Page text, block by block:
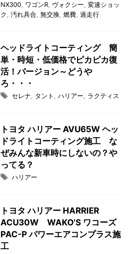
NX300 ワゴンR ヴォクシー 変速ショッ
ク
汚れ具合 無交換 燃費 過走行
ヘッドライトコーティング 簡
単・時短・低価格でピカピカ復
活！バージョン～どうや
ろ・・・
セレナ タント ハリアー ラクティス
トヨタ ハリアー AVU65W ヘッ
ドライトコーティング施工 な
ぜみんな新車時にしないの？や
ってる？
ハリアー
トヨタ ハリアー HARRIER
ACU30W WAKO'S ワコーズ
PAC-P パワーエアコンプラス施
工